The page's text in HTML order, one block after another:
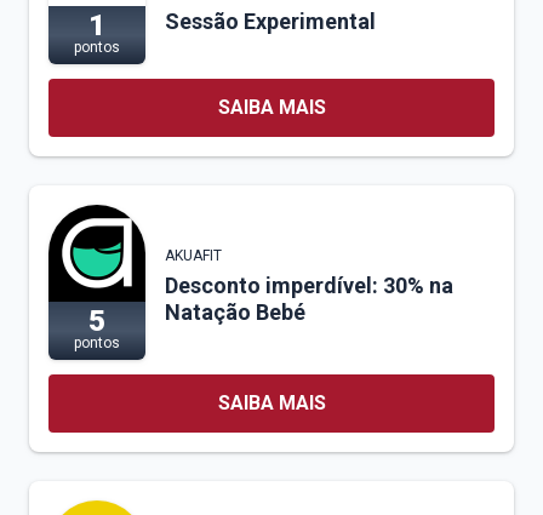
1
pontos
Sessão Experimental
SAIBA MAIS
5
pontos
AKUAFIT
Desconto imperdível: 30% na
Natação Bebé
SAIBA MAIS